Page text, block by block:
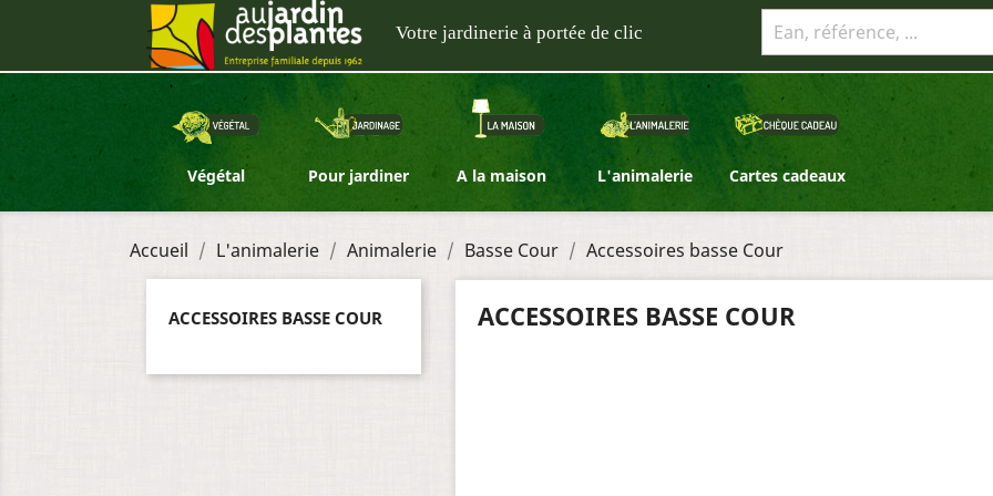
Votre jardinerie à portée de clic
Végétal Pour jardiner A la maison L'animalerie Cartes cadeaux
Accueil L'animalerie Animalerie Basse Cour Accessoires basse Cour
ACCESSOIRES BASSE COUR ACCESSOIRES BASSE COUR